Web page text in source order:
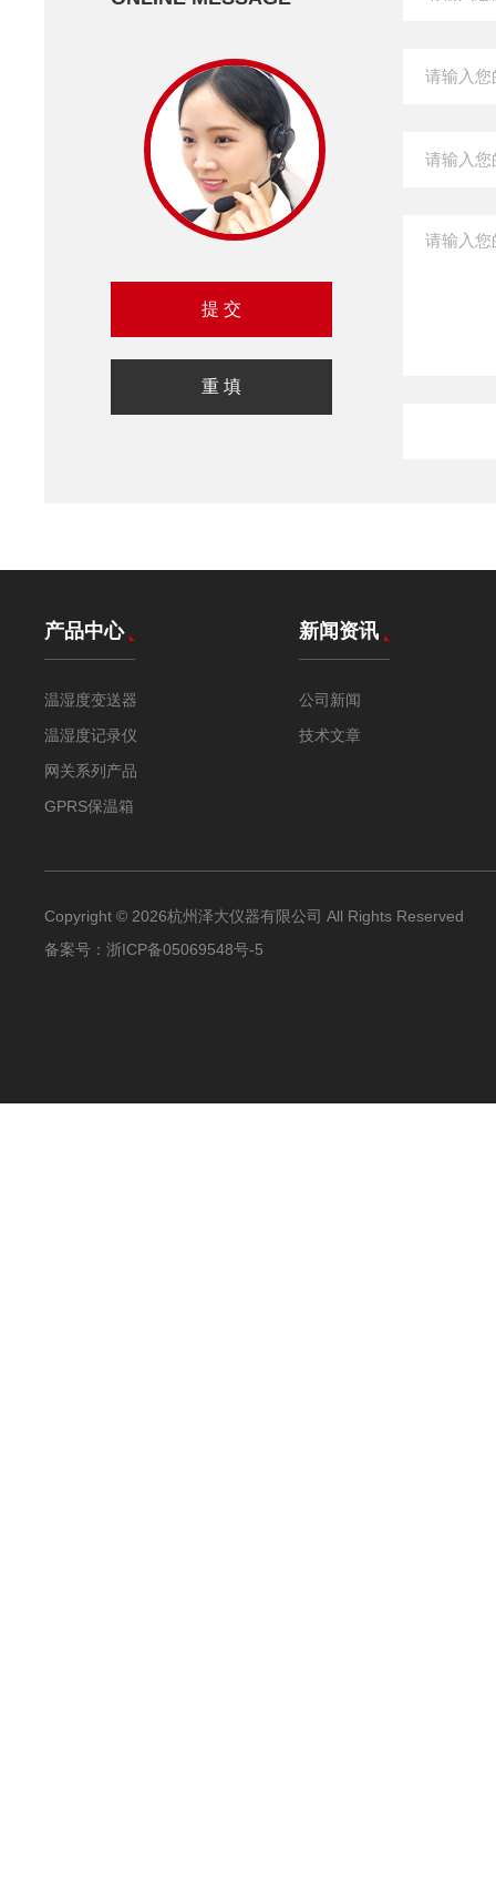
产品中心
温湿度变送器
温湿度记录仪
网关系列产品
GPRS保温箱
新闻资讯
公司新闻
技术文章
Copyright © 2026杭州泽大仪器有限公司 All Rights Reserved
备案号： 浙ICP备05069548号-5